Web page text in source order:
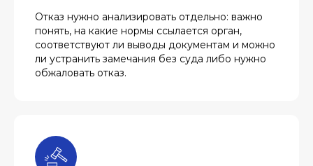
Отказ нужно анализировать отдельно: важно
понять, на какие нормы ссылается орган,
соответствуют ли выводы документам и можно
ли устранить замечания без суда либо нужно
обжаловать отказ.